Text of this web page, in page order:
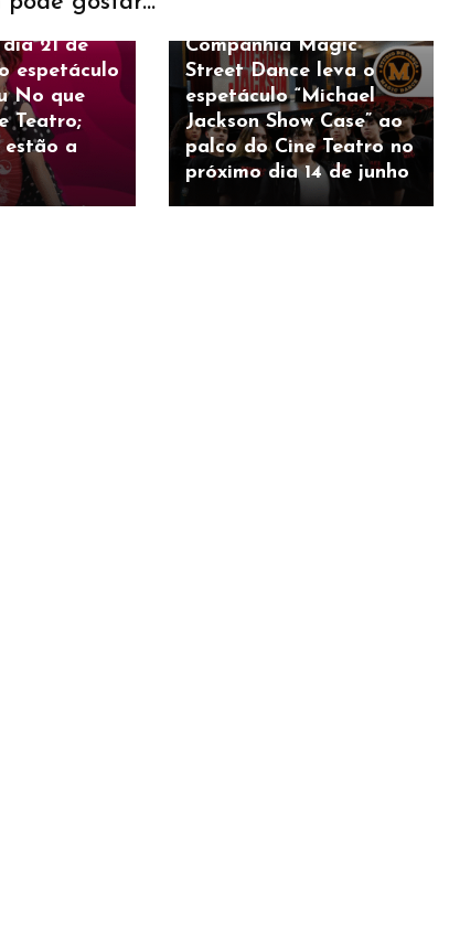
retorna à
21 de
espetáculo
No que
Teatro;
estão a
Companhia Magic
Street Dance leva o
espetáculo “Michael
Jackson Show Case” ao
palco do Cine Teatro no
próximo dia 14 de junho